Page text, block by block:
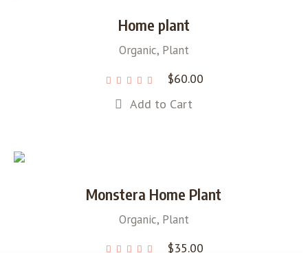
Home plant
Organic, Plant
$60.00
Add to Cart
Monstera Home Plant
Organic, Plant
$35.00